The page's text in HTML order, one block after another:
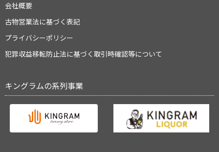
会社概要
古物営業法に基づく表記
プライバシーポリシー
犯罪収益移転防止法に基づく取引時確認等について
キングラムの系列事業